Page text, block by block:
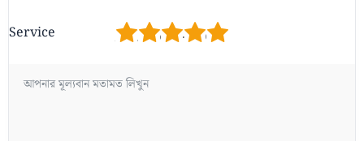
Service 5
4
3
2